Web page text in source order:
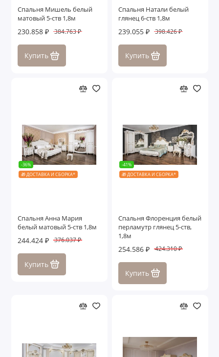
Спальня Мишель белый
матовый 5-ств 1,8м
230.858 ₽ 384.763 ₽
Купить
Спальня Натали белый
глянец 6-ств 1,8м
239.055 ₽ 398.426 ₽
Купить
-36%
🎁 ДОСТАВКА И СБОРКА*
Спальня Анна Мария
белый матовый 5-ств 1,8м
244.424 ₽ 376.037 ₽
Купить
-41%
🎁 ДОСТАВКА И СБОРКА*
Спальня Флоренция белый
перламутр глянец 5-ств,
1,8м
254.586 ₽ 424.310 ₽
Купить